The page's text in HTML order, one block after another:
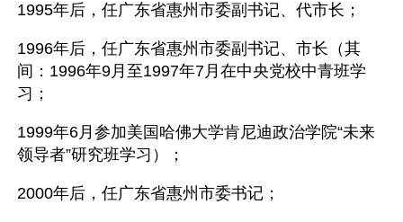
1995年后，任广东省惠州市委副书记、代市长；
1996年后，任广东省惠州市委副书记、市长（其
间：1996年9月至1997年7月在中央党校中青班学
习；
1999年6月参加美国哈佛大学肯尼迪政治学院“未来
领导者”研究班学习）；
2000年后，任广东省惠州市委书记；